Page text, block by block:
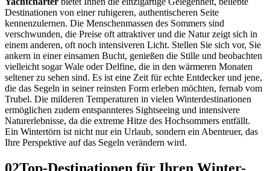
Destinationen von einer ruhigeren, authentischeren Seite
kennenzulernen. Die Menschenmassen des Sommers sind
verschwunden, die Preise oft attraktiver und die Natur zeigt sich in
einem anderen, oft noch intensiveren Licht. Stellen Sie sich vor, Sie
ankern in einer einsamen Bucht, genießen die Stille und beobachten
vielleicht sogar Wale oder Delfine, die in den wärmeren Monaten
seltener zu sehen sind. Es ist eine Zeit für echte Entdecker und jene,
die das Segeln in seiner reinsten Form erleben möchten, fernab vom
Trubel. Die milderen Temperaturen in vielen Winterdestinationen
ermöglichen zudem entspannteres Sightseeing und intensivere
Naturerlebnisse, da die extreme Hitze des Hochsommers entfällt.
Ein Wintertörn ist nicht nur ein Urlaub, sondern ein Abenteuer, das
Ihre Perspektive auf das Segeln verändern wird.
02Top-Destinationen für Ihren Winter-